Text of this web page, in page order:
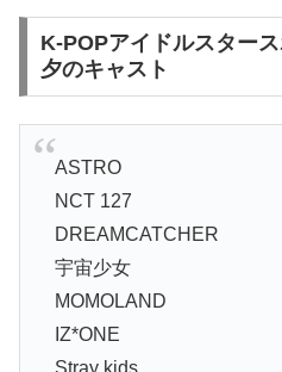
K-POPアイドルスター
夕のキャスト
ASTRO
NCT 127
DREAMCATCHER
宇宙少女
MOMOLAND
IZ*ONE